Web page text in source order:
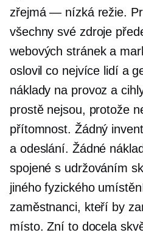
zřejmá — nízká režie.
všechny své zdroje
webových stránek a
oslovil co nejvíce lidí a
náklady na provoz a
prostě nejsou, protože
přítomnost. Žádný
a odeslání. Žádné
spojené s udržováním
jiného fyzického
zaměstnanci, kteří by
místo. Zní to docela